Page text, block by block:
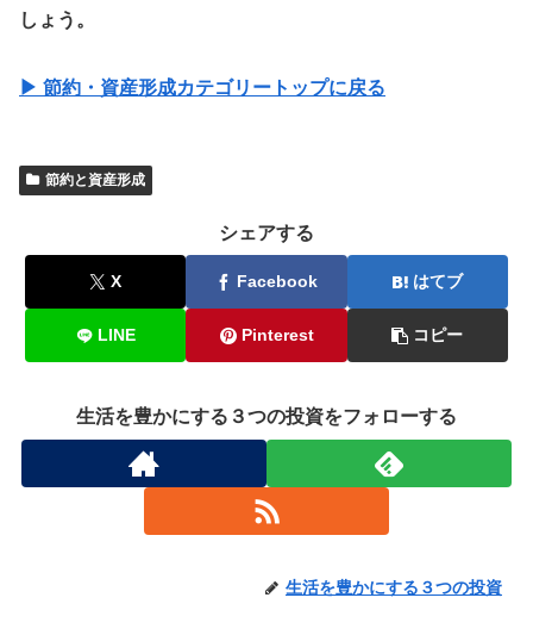
しょう。
▶ 節約・資産形成カテゴリートップに戻る
節約と資産形成
シェアする
X Facebook はてブ
LINE Pinterest コピー
生活を豊かにする３つの投資をフォローする
生活を豊かにする３つの投資